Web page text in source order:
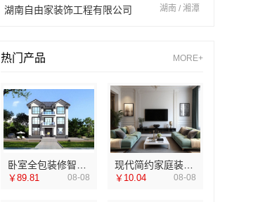
湖南自由家装饰工程有限公司 湖南 / 湘潭
热门产品 MORE+
￥89.81 08-08
现代简约家庭装修免费设计整体落地-福建尚艺空间新材料科技有限公司
￥10.04 08-08